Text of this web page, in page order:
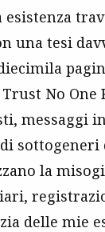
esistenza
una tesi
No One
messaggi
sottogeneri
la
delle mie